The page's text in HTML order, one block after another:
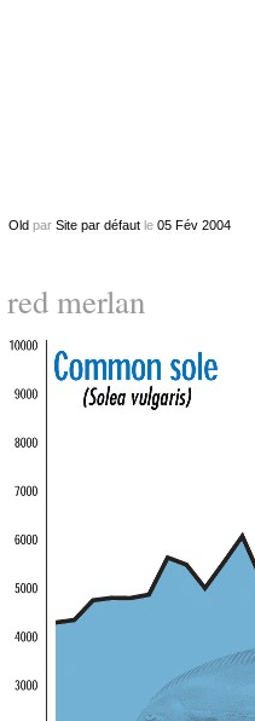
Oldpar Site par défautle 05 Fév 2004
red merlan